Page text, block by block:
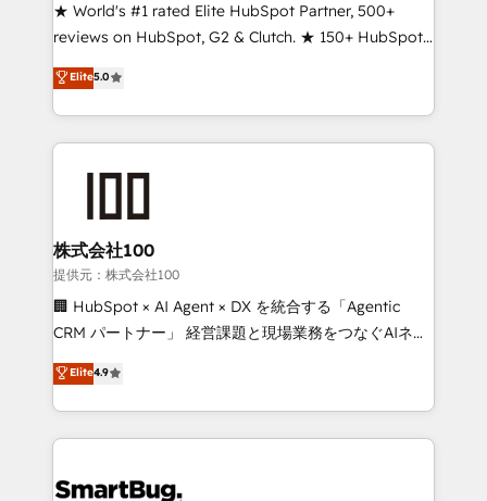
★ World's #1 rated Elite HubSpot Partner, 500+
reviews on HubSpot, G2 & Clutch. ★ 150+ HubSpot
Certified Experts & Trainers across the team ★
1,500+ implementations across five continents ★ AI-
First, RevOps-led, Onboarding obsessed ★
Company of the Year 2024/25 INSIDEA helps
and build AI-powered workflows that drive adoption
from week one, in your time zone. What we do ➤
Onboarding: Live in weeks, with workflows built
around your business, not a template. ➤ Migration:
Move from any legacy CRM. Zero downtime, full data
run your revenue process. Sales, marketing, and
service wired together. ➤ AI and Integrations: Layer
tune-ups, feature rollouts, adoption coaching. Buying
Elite5.0
株式会社100
提供元：株式会社100
🏢 HubSpot × AI Agent × DX を統合する「Agentic
CRM パートナー」 経営課題と現場業務をつなぐAIネイ
ティブ・エージェンシーとして、HubSpot Eliteの実装
力で顧客フロント業務を再設計します。 💡 100inc は何
をする会社か？ HubSpotを共通基盤に、AIエージェン
トを組み込んだ顧客フロント業務（マーケティング・営
ィブ・エージェンシーです。事業部・グループ会社・部
Elite4.9